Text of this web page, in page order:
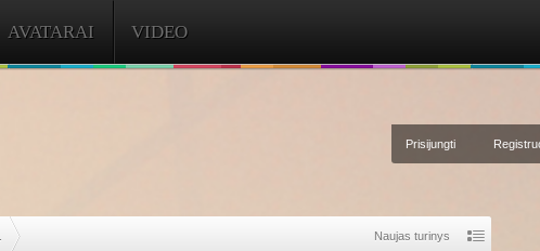
AVATARAI VIDEO
Prisijungti
Naujas turinys